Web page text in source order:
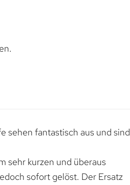
sehen fantastisch aus und sind
sehr kurzen und überaus
sofort gelöst. Der Ersatz